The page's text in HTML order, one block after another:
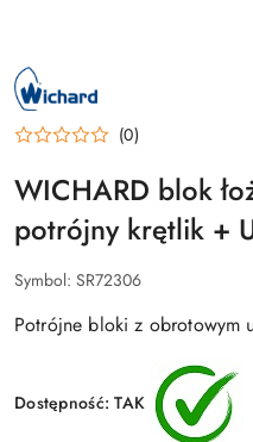
NAZWA
PRODUCENTA:
WICHARD
(0)
WICHARD blok
potrójny krętlik +
Symbol: SR72306
Potrójne bloki z obrotowym
Dostępność:TAK